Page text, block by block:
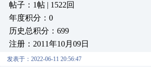
帖子：1帖 | 1522回
年度积分：0
历史总积分：699
注册：2011年10月09日
发表于：2022-06-11 20:56:47